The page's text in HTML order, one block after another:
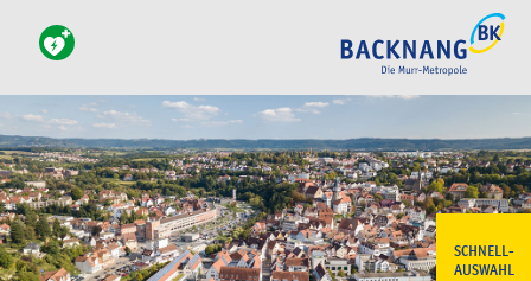
SCHNELL-
AUSWAHL